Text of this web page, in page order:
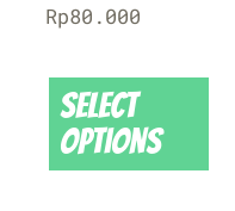
Rp80.000
Select
options